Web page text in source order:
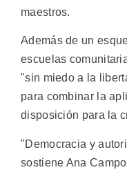
maestros.
Además de un
escuelas
"sin miedo a la
para combinar la
disposición para la
"Democracia y
sostiene Ana